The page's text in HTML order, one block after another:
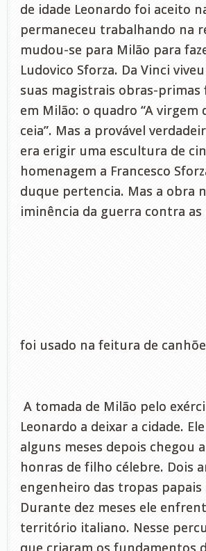
de idade Leonardo foi aceito
permaneceu trabalhando na
mudou-se para Milão para
Ludovico Sforza. Da Vinci
suas magistrais obras-
em Milão: o quadro “A virgem
ceia”. Mas a provável
era erigir uma escultura de
homenagem a Francesco
duque pertencia. Mas a obra
iminência da guerra contra
foi usado na feitura de
A tomada de Milão pelo
Leonardo a deixar a cidade.
alguns meses depois chegou
honras de filho célebre. Dois
engenheiro das tropas papais
Durante dez meses ele
território italiano. Nesse